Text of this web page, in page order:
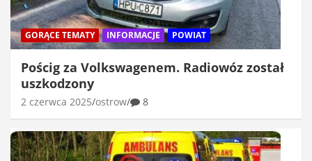
GORĄCE TEMATY INFORMACJE POWIAT
Pościg za Volkswagenem. Radiowóz został
uszkodzony
2 czerwca 2025 ostrow 8